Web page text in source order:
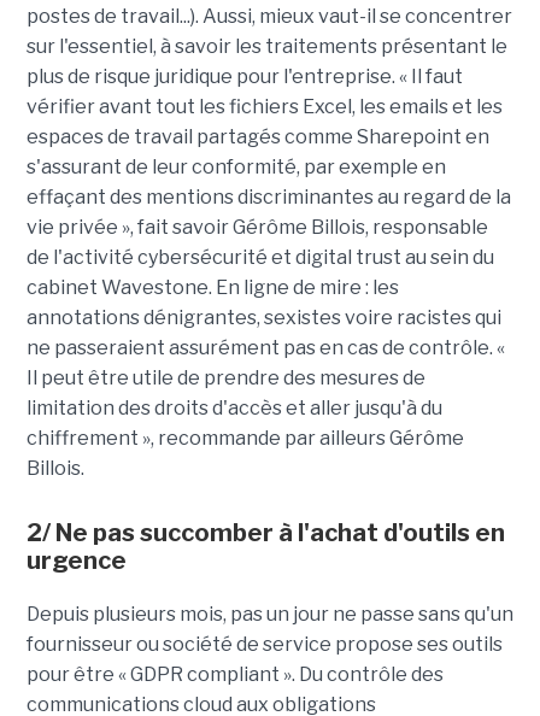
postes de travail...). Aussi, mieux vaut-il se concentrer
sur l'essentiel, à savoir les traitements présentant le
plus de risque juridique pour l'entreprise. « Il faut
vérifier avant tout les fichiers Excel, les emails et les
espaces de travail partagés comme Sharepoint en
s'assurant de leur conformité, par exemple en
effaçant des mentions discriminantes au regard de la
vie privée », fait savoir Gérôme Billois, responsable
de l'activité cybersécurité et digital trust au sein du
cabinet Wavestone. En ligne de mire : les
annotations dénigrantes, sexistes voire racistes qui
ne passeraient assurément pas en cas de contrôle. «
Il peut être utile de prendre des mesures de
limitation des droits d'accès et aller jusqu'à du
chiffrement », recommande par ailleurs Gérôme
Billois.
2/ Ne pas succomber à l'achat d'outils en
urgence
Depuis plusieurs mois, pas un jour ne passe sans qu'un
fournisseur ou société de service propose ses outils
pour être « GDPR compliant ». Du contrôle des
communications cloud aux obligations